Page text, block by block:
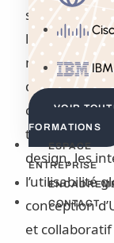
IBM
VOIR
FORMATIONS
ESPACE
ENTREPRISE
CONTACT
sur
l’utilisateur
maintenance
domaine
centrées sur
techniques
design, les
l’utilisabilité
conception
et